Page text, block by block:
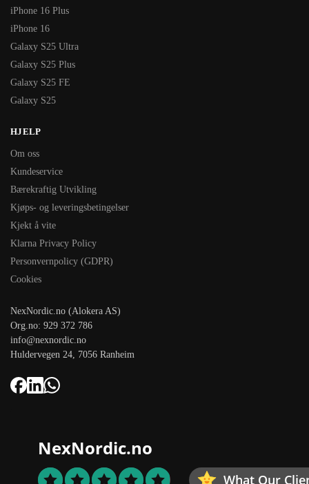
iPhone 16 Plus
iPhone 16
Galaxy S25 Ultra
Galaxy S25 Plus
Galaxy S25 FE
Galaxy S25
HJELP
Om oss
Kundeservice
Bærekraftig Utvikling
Kjøps- og leveringsbetingelser
Kjekt å vite
Klarna Privacy Policy
Personvernpolicy (GDPR)
Cookies
NexNordic.no (Alokera AS)
Org.no: 929 372 786
info@nexnordic.no
Huldervegen 24, 7056 Ranheim
NexNordic.no
What Our